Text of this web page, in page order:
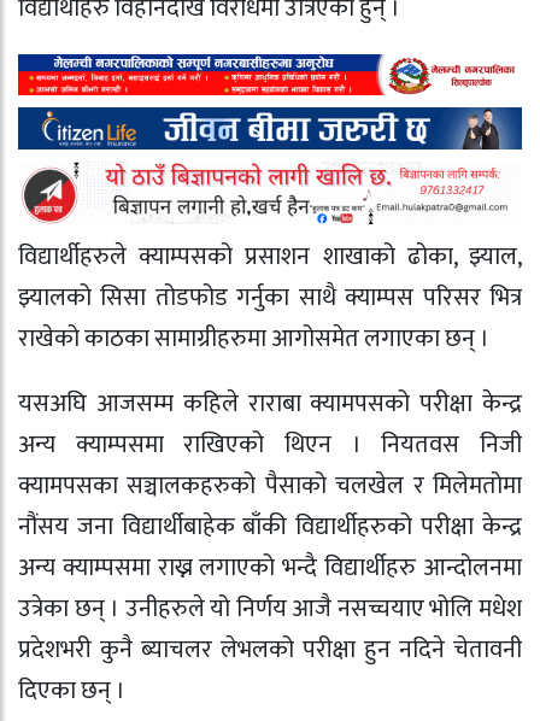
विद्यार्थीहरुले क्याम्पसको प्रसाशन शाखाको ढोका, झ्याल,
झ्यालको सिसा तोडफोड गर्नुका साथै क्याम्पस परिसर भित्र
राखेको काठका सामाग्रीहरुमा आगोसमेत लगाएका छन् ।
यसअघि आजसम्म कहिले राराबा क्यामपसको परीक्षा केन्द्र
अन्य क्याम्पसमा राखिएको थिएन । नियतवस निजी
क्यामपसका सञ्चालकहरुको पैसाको चलखेल र मिलेमतोमा
नौंसय जना विद्यार्थीबाहेक बाँकी विद्यार्थीहरुको परीक्षा केन्द्र
अन्य क्याम्पसमा राख्न लगाएको भन्दै विद्यार्थीहरु आन्दोलनमा
उत्रेका छन् । उनीहरुले यो निर्णय आजै नसच्चयाए भोलि मधेश
प्रदेशभरी कुनै ब्याचलर लेभलको परीक्षा हुन नदिने चेतावनी
दिएका छन् ।